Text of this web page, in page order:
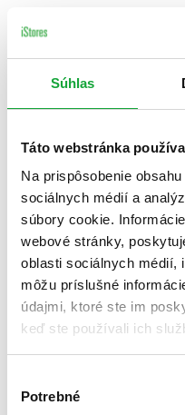
Súhlas
Táto webstránka
Na prispôsobenie
sociálnych médií a
súbory cookie.
webové stránky,
oblasti sociálnych médií,
môžu príslušné
údajmi, ktoré ste im
keď ste používali ich
súhlasu
Potrebné